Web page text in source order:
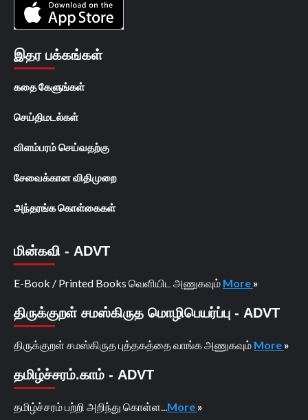
இதர பக்கங்கள்
கதை கேளுங்கள்
செய்திமடல்கள்
விளம்பரம் செய்வதற்கு
சேவைக்கான விதிமுறை
அந்தரங்க கொள்கைகள்
மின்கவி - ADVT
E-Book / Printed Books வெளியிட அணுகவும் More »
திருக்குறள் சமஸ்கிருத மொழிபெயர்ப்பு - ADVT
திருக்குறள் சமஸ்கிருத புத்தகத்தை வாங்க அணுகவும் More »
தமிழ்ச்சரம்.காம் - ADVT
தமிழ்ச்சரம் பற்றி அறிந்து கொள்ள... More »